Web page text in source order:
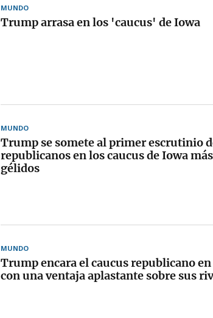
MUNDO
Trump arrasa en los 'caucus' de Iowa
MUNDO
Trump se somete al primer escrutinio
republicanos en los caucus de Iowa más
gélidos
MUNDO
Trump encara el caucus republicano
con una ventaja aplastante sobre sus